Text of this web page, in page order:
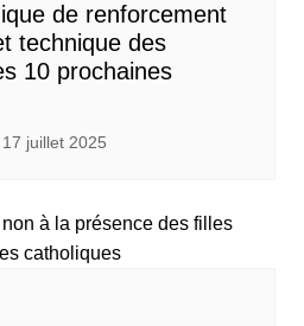
de renforcement
technique des
10 prochaines
17 juillet 2025